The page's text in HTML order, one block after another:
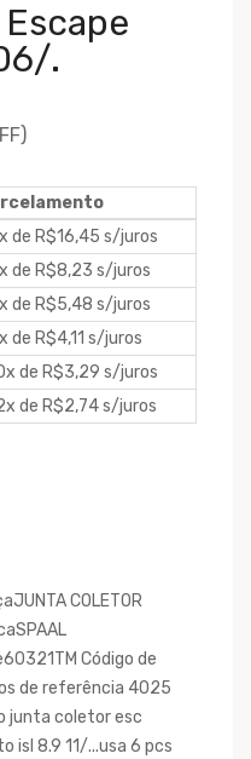
.
de R$16,45 s/juros
de R$8,23 s/juros
de R$5,48 s/juros
de R$4,11 s/juros
de R$3,29 s/juros
de R$2,74 s/juros
COLETOR
Código de
de referência 4025
junta coletor esc
isl 8.9 11/...usa 6 pcs